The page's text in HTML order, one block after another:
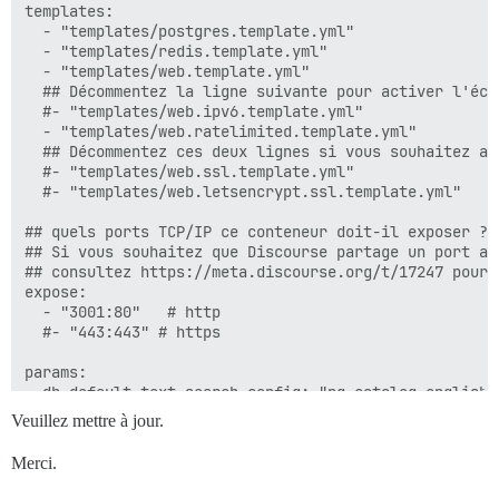
templates:
  - "templates/postgres.template.yml"
  - "templates/redis.template.yml"
  - "templates/web.template.yml"
## Décommentez la ligne suivante pour activer
  #- "templates/web.ipv6.template.yml"
  - "templates/web.ratelimited.template.yml"
## Décommentez ces deux lignes si vous souhaitez
  #- "templates/web.ssl.template.yml"
  #- "templates/web.letsencrypt.ssl.template.yml"
## quels ports TCP/IP ce conteneur doit-il exposer ?
## Si vous souhaitez que Discourse partage un port
## consultez https://meta.discourse.org/t/17247
expose:
  - "3001:80"   # http
  #- "443:443" # https
params:
  db_default_text_search_config: "pg_catalog.english"
## Définissez db_shared_buffers à un maximum de 25
## sera défini automatiquement par bootstrap en
  #db_shared_buffers: "256MB"
Veuillez mettre à jour.
Merci.